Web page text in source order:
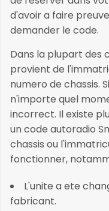
d'avoir a faire
demander le code.
Dans la plupart des
provient de
numero de chassis.
n'importe quel
incorrect. Il existe
un code autoradio
chassis ou
fonctionner,
L'unite a ete
fabricant.